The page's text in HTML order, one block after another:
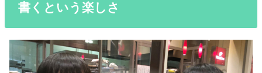
書くという楽しさ